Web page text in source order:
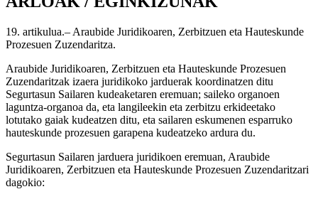
19. artikulua.– Araubide Juridikoaren, Zerbitzuen eta Hauteskunde
Prozesuen Zuzendaritza.
Araubide Juridikoaren, Zerbitzuen eta Hauteskunde Prozesuen
Zuzendaritzak izaera juridikoko jarduerak koordinatzen ditu
Segurtasun Sailaren kudeaketaren eremuan; saileko organoen
laguntza-organoa da, eta langileekin eta zerbitzu erkideetako
lotutako gaiak kudeatzen ditu, eta sailaren eskumenen esparruko
hauteskunde prozesuen garapena kudeatzeko ardura du.
Segurtasun Sailaren jarduera juridikoen eremuan, Araubide
Juridikoaren, Zerbitzuen eta Hauteskunde Prozesuen Zuzendaritzari
dagokio: